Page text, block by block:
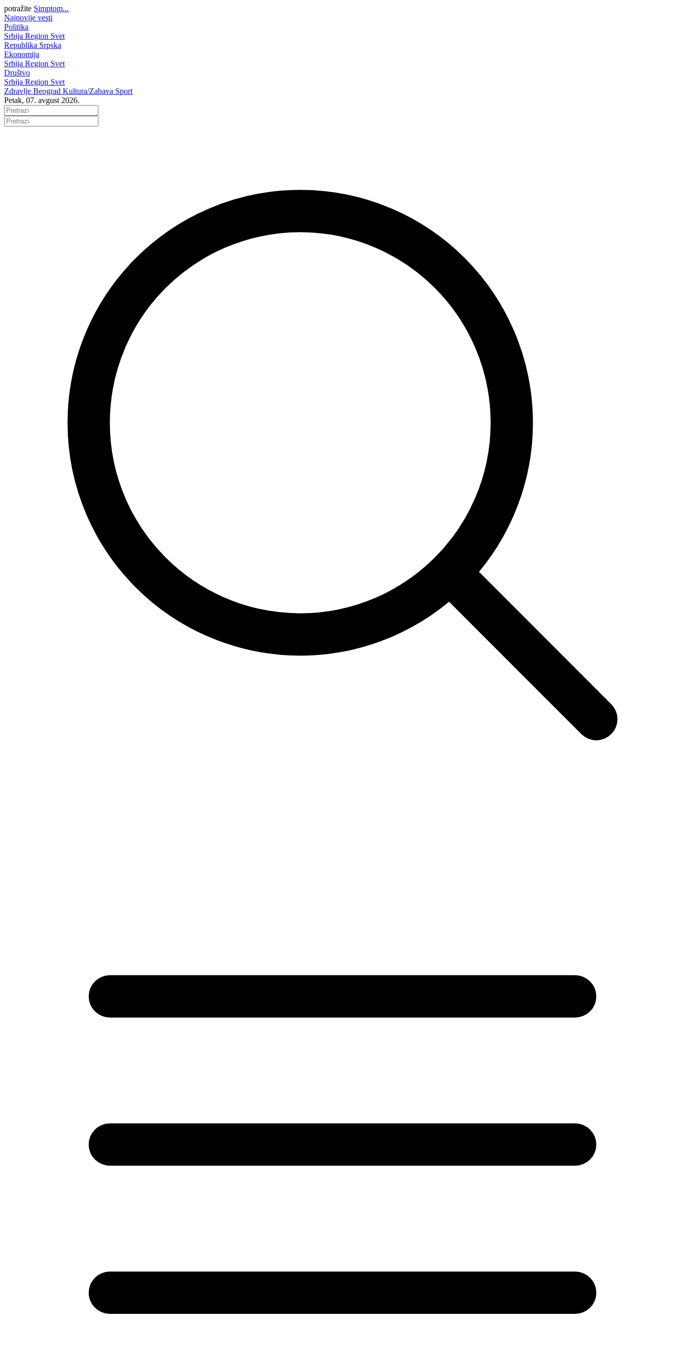
potražite Simptom...
Najnovije vesti
Politika
Srbija Region Svet
Republika Srpska
Ekonomija
Srbija Region Svet
Društvo
Srbija Region Svet
Zdravlje Beograd Kultura/Zabava Sport
Petak, 07. avgust 2026.